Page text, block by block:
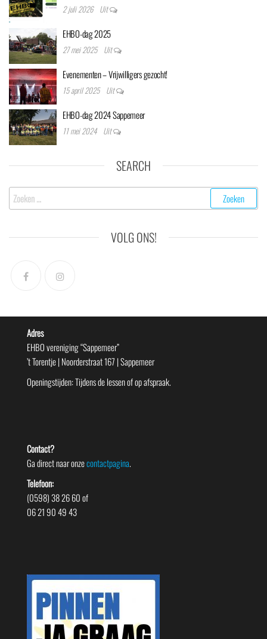
2 juli 2026 Uit
EHBO-dag 2025
27 mei 2025 Uit
Evenementen – Vrijwilligers gezocht!
15 april 2025 Uit
EHBO-dag 2024 Sappemeer
11 mei 2024 Uit
SEARCH
Zoeken
naar:
VOLG ONS!
Adres
EHBO vereniging “Sappemeer”
’t Torentje | Noorderstraat 167 | Sappemeer
Openingstijden: Tijdens de lessen of op afspraak.
Contact?
Ga direct naar onzecontactpagina.
Telefoon:
(0598) 38 26 60 of
06 21 90 49 43